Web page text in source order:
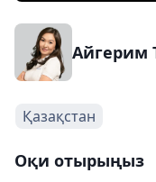
Айгерим
Қазақстан
Оқи отырыңыз